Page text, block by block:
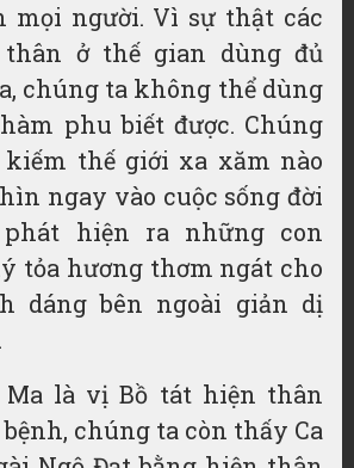
mọi người. Vì sự thật các
ở thế gian dùng đủ
chúng ta không thể dùng
phu biết được. Chúng
thế giới xa xăm nào
ngay vào cuộc sống đời
hiện ra những con
tỏa hương thơm ngát cho
dáng bên ngoài giản dị
Ma là vị Bồ tát hiện thân
chúng ta còn thấy Ca